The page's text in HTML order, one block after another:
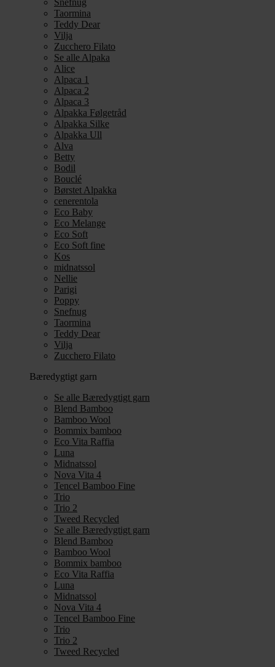
Snefnug
Taormina
Teddy Dear
Vilja
Zucchero Filato
Se alle Alpaka
Alice
Alpaca 1
Alpaca 2
Alpaca 3
Alpakka Følgetråd
Alpakka Silke
Alpakka Ull
Alva
Betty
Bodil
Bouclé
Børstet Alpakka
cenerentola
Eco Baby
Eco Melange
Eco Soft
Eco Soft fine
Kos
midnatssol
Nellie
Parigi
Poppy
Snefnug
Taormina
Teddy Dear
Vilja
Zucchero Filato
Bæredygtigt garn
Se alle Bæredygtigt garn
Blend Bamboo
Bamboo Wool
Bommix bamboo
Eco Vita Raffia
Luna
Midnatssol
Nova Vita 4
Tencel Bamboo Fine
Trio
Trio 2
Tweed Recycled
Se alle Bæredygtigt garn
Blend Bamboo
Bamboo Wool
Bommix bamboo
Eco Vita Raffia
Luna
Midnatssol
Nova Vita 4
Tencel Bamboo Fine
Trio
Trio 2
Tweed Recycled